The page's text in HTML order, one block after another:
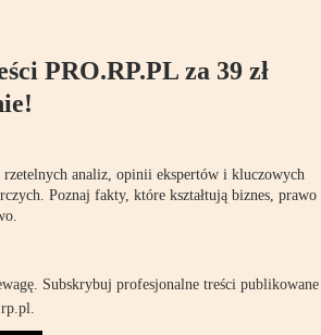
PRO.RP.PL za 39 zł
rzetelnych analiz, opinii ekspertów i kluczowych
Poznaj fakty, które kształtują biznes, prawo
Subskrybuj profesjonalne treści publikowane